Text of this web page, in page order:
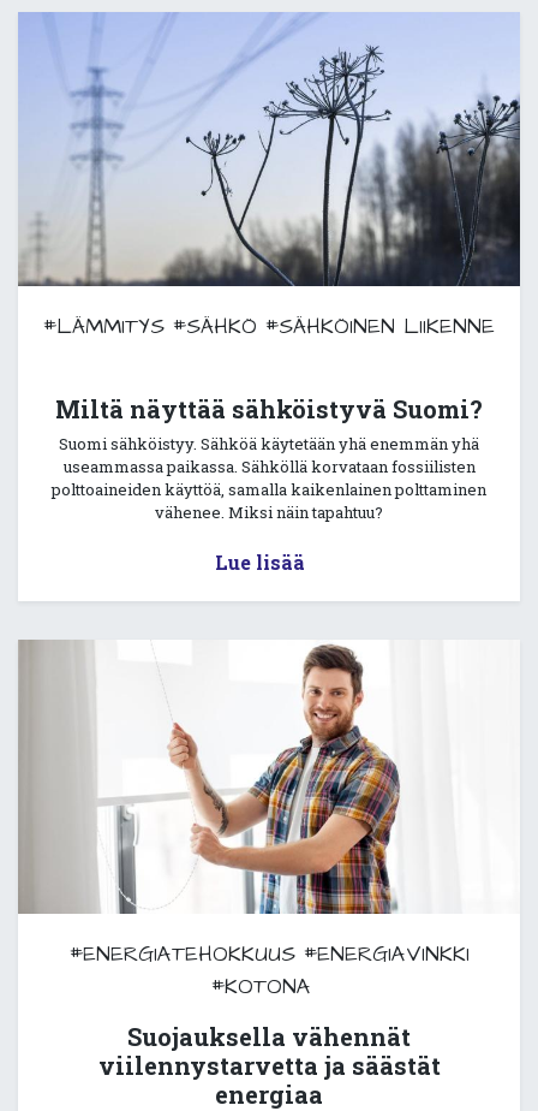
#LÄMMITYS #SÄHKÖ #SÄHKÖINEN LIIKENNE
Miltä näyttää sähköistyvä Suomi?
Suomi sähköistyy. Sähköä käytetään yhä enemmän yhä
useammassa paikassa. Sähköllä korvataan fossiilisten
polttoaineiden käyttöä, samalla kaikenlainen polttaminen
vähenee. Miksi näin tapahtuu?
Lue lisää
#ENERGIATEHOKKUUS #ENERGIAVINKKI
#KOTONA
Suojauksella vähennät
viilennystarvetta ja säästät
energiaa